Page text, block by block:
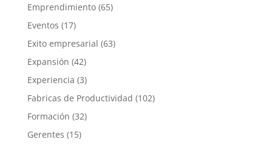
Emprendimiento(65)
Eventos (17)
Exito empresarial (63)
Expansión (42)
Experiencia (3)
Fabricas de Productividad (102)
Formación (32)
Gerentes (15)